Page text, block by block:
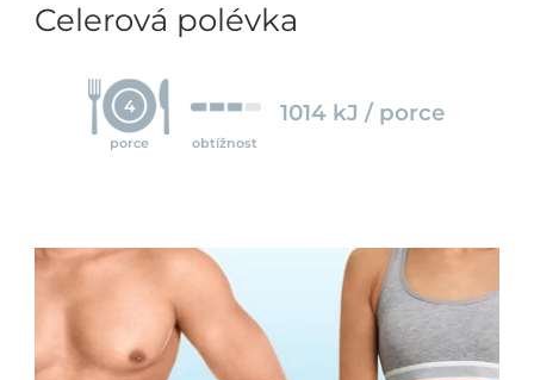
Celerová polévka
4
porce obtížnost
1014 kJ / porce